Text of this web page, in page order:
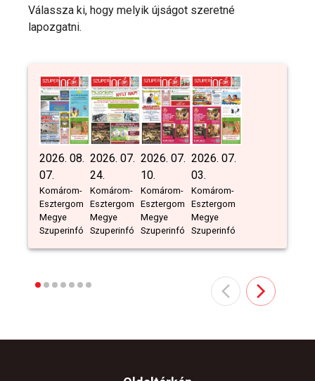
Válassza ki, hogy melyik újságot szeretné
lapozgatni.
2026. 08.
07.
Komárom-
Esztergom
Megye
Szuperinfó
2026. 07.
24.
Komárom-
Esztergom
Megye
Szuperinfó
2026. 07.
10.
Komárom-
Esztergom
Megye
Szuperinfó
2026. 07.
03.
Komárom-
Esztergom
Megye
Szuperinfó